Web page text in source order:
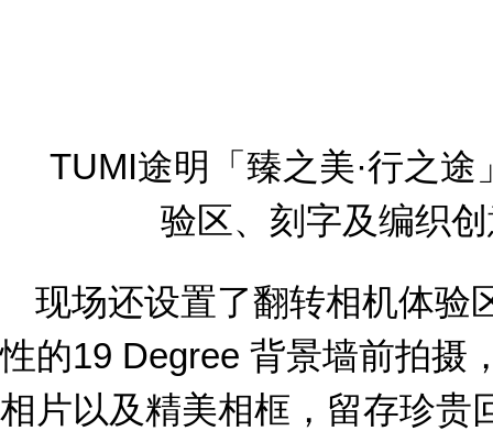
TUMI途明「臻之美·行之
验区、刻字及编织
现场还设置了翻转相机体验
性的19 Degree 背景墙前拍摄
相片以及精美相框，留存珍贵